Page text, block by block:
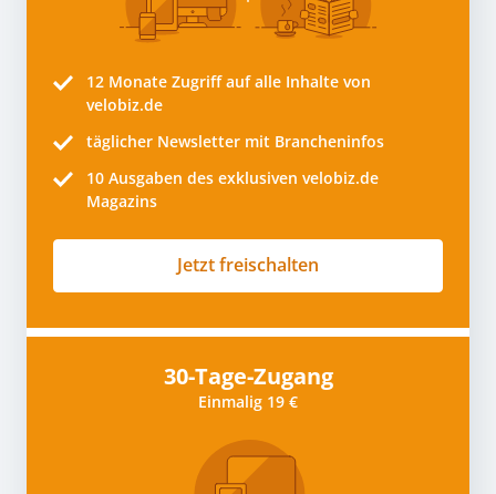
12 Monate Zugriff auf alle Inhalte von
velobiz.de
täglicher Newsletter mit Brancheninfos
10 Ausgaben des exklusiven velobiz.de
Magazins
Jetzt freischalten
30-Tage-Zugang
Einmalig 19 €